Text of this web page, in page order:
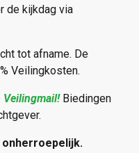
de kijkdag via
tot afname. De
Veilingkosten.
Veilingmail! Biedingen
onherroepelijk.